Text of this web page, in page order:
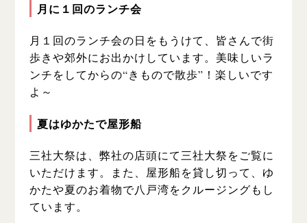
月に１回のランチ会
月１回のランチ会の日をもうけて、皆さんで街
歩きや郊外にお出かけしています。美味しいラ
ンチをしてからの“きもので散歩”！楽しいです
よ～
夏はゆかたで屋形船
三社大祭は、弊社の店頭にて三社大祭をご覧に
いただけます。
また、屋形船を貸し切って、ゆ
かたや夏のお着物で八戸湾をクルージングもし
ています。